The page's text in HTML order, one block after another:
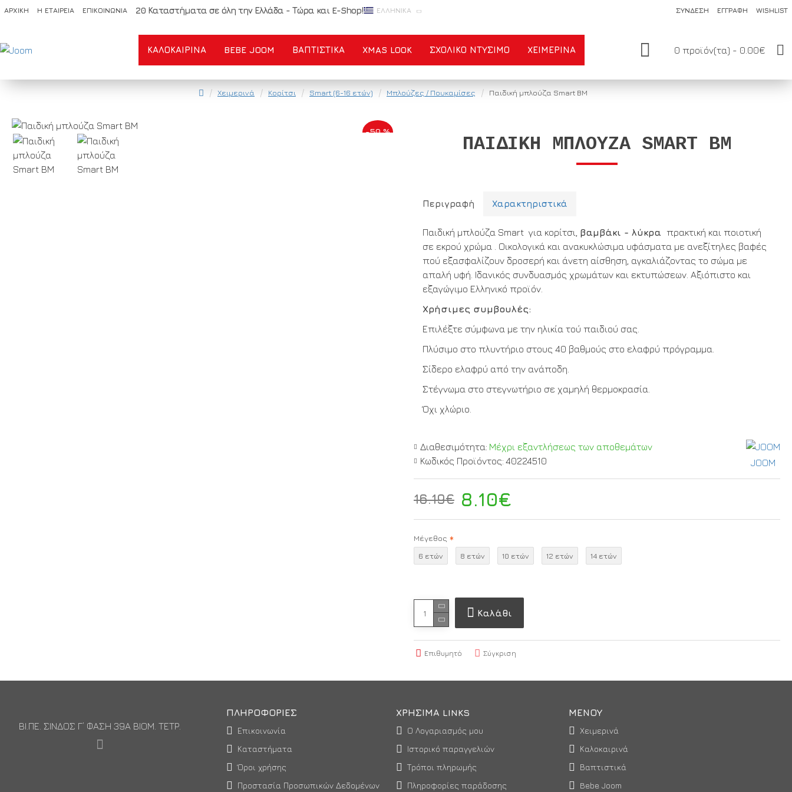
ΑΡΧΙΚΗ Η ΕΤΑΙΡΕΙΑ ΕΠΙΚΟΙΝΩΝΙΑ 20 Καταστήματα σε όλη την Ελλάδα - Τώρα και E-Shop! ΕΛΛΗΝΙΚΆ ΣΥΝΔΕΣΗ ΕΓΓΡΑΦΗ WISHLIST
ΚΑΛΟΚΑΙΡΙΝΆ BEBE JOOM ΒΑΠΤΙΣΤΙΚΑ XMAS LOOK ΣΧΟΛΙΚΌ ΝΤΎΣΙΜΟ ΧΕΙΜΕΡΙΝΆ 0 προϊόν(τα) - 0.00€
Χειμερινά Κορίτσι Smart (6-16 ετών) Μπλούζες / Πουκαμίσες Παιδική μπλούζα Smart ΒΜ
-50 %
ΠΑΙΔΙΚΉ ΜΠΛΟΎΖΑ SMART ΒΜ
Περιγραφή Χαρακτηριστικά
Παιδική μπλούζα Smart για κορίτσι, βαμβάκι - λύκρα
πρακτική και ποιοτική
σε εκρού χρώμα . Οικολογικά και ανακυκλώσιμα υφάσματα με ανεξίτηλες βαφές
πού εξασφαλίζουν δροσερή και άνετη αίσθηση, αγκαλιάζοντας το σώμα με
απαλή υφή. Ιδανικός συνδυασμός χρωμάτων και εκτυπώσεων. Αξιόπιστο και
εξαγώγιμο Ελληνικό προϊόν.
Χρήσιμες συμβουλές:
Επιλέξτε σύμφωνα με την ηλικία τού παιδιού σας.
Πλύσιμο στο πλυντήριο στους 40 βαθμούς στο ελαφρύ πρόγραμμα.
Σίδερο ελαφρύ από την ανάποδη.
Στέγνωμα στο στεγνωτήριο σε χαμηλή θερμοκρασία.
Όχι χλώριο.
Διαθεσιμότητα: Μέχρι εξαντλήσεως των αποθεμάτων
Κωδικός Προϊόντος: 40224510 JOOM
8.10€
16.19€
Μέγεθος
6 ετών
8 ετών 10 ετών 12 ετών 14 ετών
Καλάθι
Επιθυμητό Σύγκριση
ΒΙ.ΠΕ. ΣΙΝΔΟΣ Γ’ ΦΑΣΗ 39Α ΒΙΟΜ. ΤΕΤΡ.
ΠΛΗΡΟΦΟΡΊΕΣ
Επικοινωνία
Καταστήματα
Όροι χρήσης
Προστασία Προσωπικών Δεδομένων
ΧΡΉΣΙΜΑ LINKS
Ο Λογαριασμός μου
Ιστορικό παραγγελιών
Τρόποι πληρωμής
Πληροφορίες παράδοσης
ΜΕΝΟΥ
Χειμερινά
Καλοκαιρινά
Βαπτιστικά
Bebe Joom